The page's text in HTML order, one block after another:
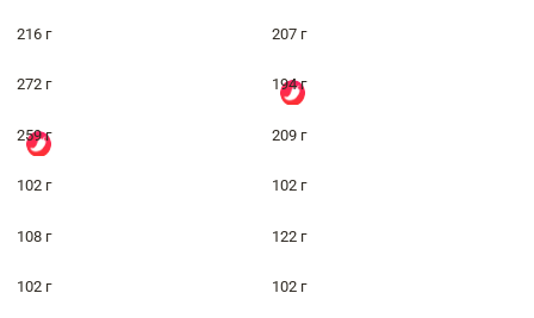
216 г 207 г
272 г 194 г
259 г 209 г
102 г 102 г
108 г 122 г
102 г 102 г